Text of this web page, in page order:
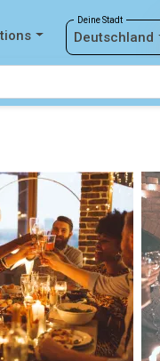
Deine Stadt
Deutschland